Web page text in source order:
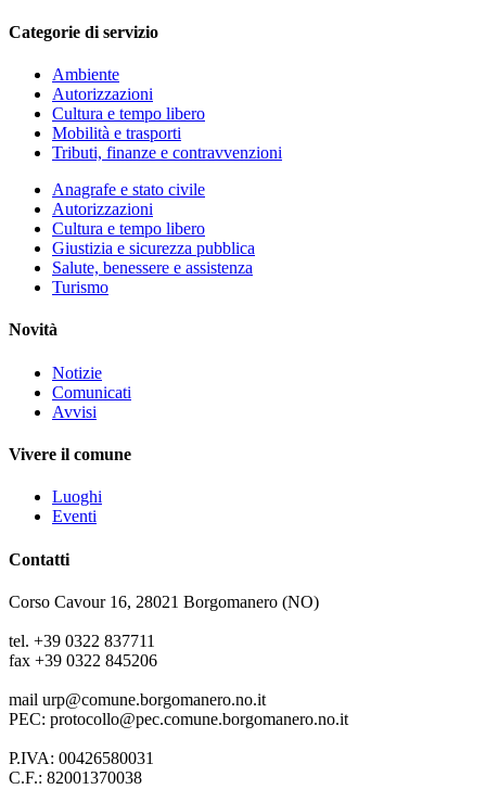
Categorie di servizio
Ambiente
Autorizzazioni
Cultura e tempo libero
Mobilità e trasporti
Tributi, finanze e contravvenzioni
Anagrafe e stato civile
Autorizzazioni
Cultura e tempo libero
Giustizia e sicurezza pubblica
Salute, benessere e assistenza
Turismo
Novità
Notizie
Comunicati
Avvisi
Vivere il comune
Luoghi
Eventi
Contatti
Corso Cavour 16, 28021 Borgomanero (NO)
tel. +39 0322 837711
fax +39 0322 845206
mail urp@comune.borgomanero.no.it
PEC: protocollo@pec.comune.borgomanero.no.it
P.IVA: 00426580031
C.F.: 82001370038